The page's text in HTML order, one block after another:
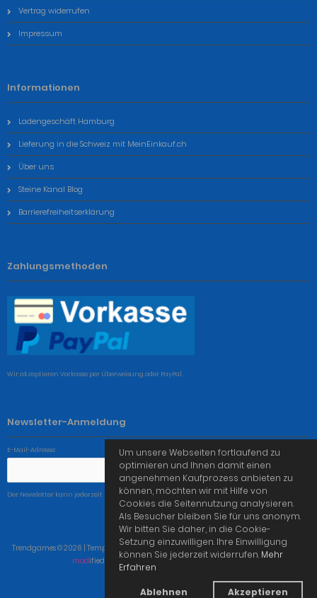
Vertrag widerrufen
Impressum
Informationen
Ladengeschäft Hamburg
Lieferung in die Schweiz mit MeinEinkauf.ch
Über uns
Steine Kanal Blog
Barrierefreiheitserklärung
Zahlungsmethoden
Wir akzeptieren Vorkasse per Überweisung oder PayPal.
Newsletter-Anmeldung
E-Mail-Adresse:
Der Newsletter kann jederzeit hier oder in Ihrem Kundenkonto abbestellt werden.
Trendgames © 2026 | Template © 2009-2026 by modified eCommerce Shopsoftware
modified eCommerce Shopsoftware © 2009-2026
Um unsere Webseiten fortlaufend zu
optimieren und Ihnen damit einen
angenehmen Kaufprozess anbieten zu
können, möchten wir mit Hilfe von
Cookies die Seitennutzung analysieren.
Als Besucher bleiben Sie für uns anonym.
Wir bitten Sie daher, in die Cookie-
Setzung einzuwilligen. Ihre Einwilligung
können Sie jederzeit widerrufen. Mehr
Erfahren
Ablehnen Akzeptieren